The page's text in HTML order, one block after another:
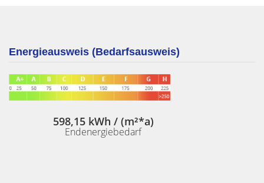
Energieausweis (Bedarfsausweis)
598,15 kWh / (m²*a)
Endenergiebedarf